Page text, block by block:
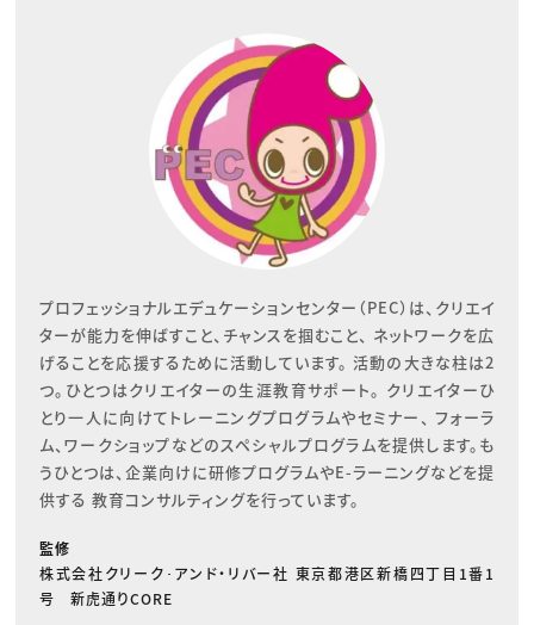
プロフェッショナルエデュケーションセンター（PEC）は、クリエイ
ターが能力を伸ばすこと、チャンスを掴むこと、 ネットワークを広
げることを応援するために活動しています。 活動の大きな柱は2
つ。ひとつはクリエイターの生涯教育サポート。 クリエイターひ
とり一人に向けてトレーニングプログラムやセミナー、 フォーラ
ム、ワークショップなどのスペシャルプログラムを提供します。も
うひとつは、企業向けに研修プログラムやE-ラーニングなどを提
供する 教育コンサルティングを行っています。
監修
株式会社クリーク･アンド・リバー社 東京都港区新橋四丁目1番1
号 新虎通りCORE